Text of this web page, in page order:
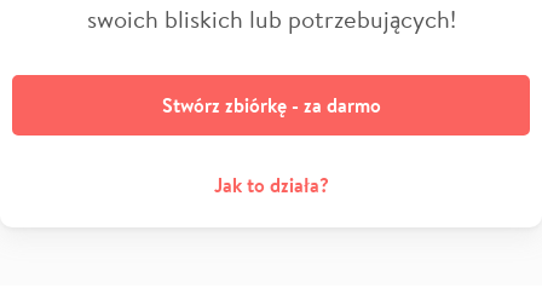
swoich bliskich lub potrzebujących!
Stwórz zbiórkę - za darmo
Jak to działa?